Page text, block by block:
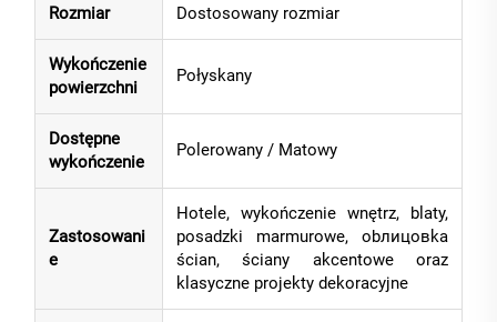
Rozmiar Dostosowany rozmiar
Wykończenie
powierzchni
Połyskany
Dostępne
wykończenie
Polerowany / Matowy
Zastosowani
e
Hotele, wykończenie wnętrz, blaty,
posadzki marmurowe, obлицовka
ścian, ściany akcentowe oraz
klasyczne projekty dekoracyjne